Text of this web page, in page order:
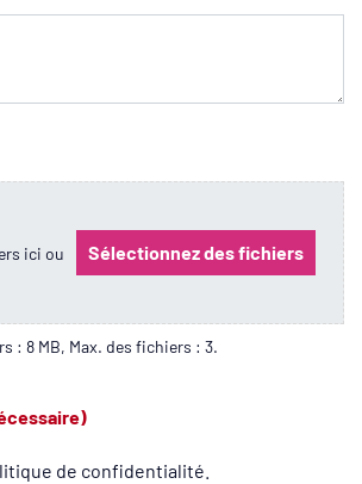
ici ou Sélectionnez des fichiers
: 8 MB, Max. des fichiers : 3.
de confidentialité.